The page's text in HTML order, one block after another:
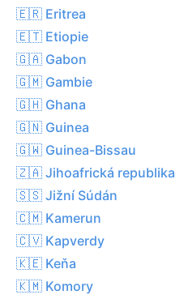
🇪🇷 Eritrea
🇪🇹 Etiopie
🇬🇦 Gabon
🇬🇲 Gambie
🇬🇭 Ghana
🇬🇳 Guinea
🇬🇼 Guinea-Bissau
🇿🇦 Jihoafrická republika
🇸🇸 Jižní Súdán
🇨🇲 Kamerun
🇨🇻 Kapverdy
🇰🇪 Keňa
🇰🇲 Komory